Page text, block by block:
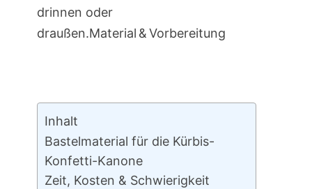
drinnen oder
draußen.Material & Vorbereitung
Inhalt
Bastelmaterial für die Kürbis-
Konfetti-Kanone
Zeit, Kosten & Schwierigkeit